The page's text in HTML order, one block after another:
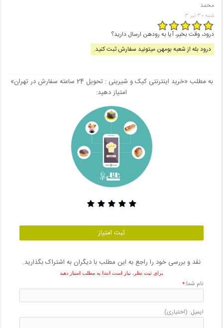
محمد
شنبه 30 تير 3
درود، وقت بخیر، آیا به رودهن ارسال دارید؟
درود بله از شعبه بومهن میتونید سفارش ثبت کنید.
به مطلب «خرید اینترنتی کیک و شیرینی : تحویل 24 ساعته سفارش در تهران»
امتیاز دهید:
ثبت امتیاز
نقد و بررسی خود را راجع به این مطلب با دیگران به اشتراک بگذارید.
برای ثبت نظر، نیاز است ابتدا به مطلب امتیاز دهید
نام شما:*
ایمیل: (اختیاری)